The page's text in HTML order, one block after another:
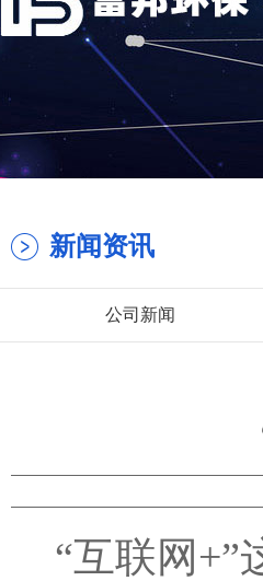
新闻资讯
公司新闻
“互联网+”